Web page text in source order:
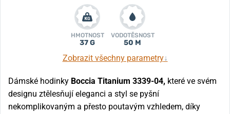
HMOTNOST
37 G
VODOTĚSNOST
50 M
Zobrazit všechny parametry↓
Dámské hodinky Boccia Titanium 3339-04, které ve svém
designu ztělesňují eleganci a styl se pyšní
nekomplikovaným a přesto poutavým vzhledem, díky